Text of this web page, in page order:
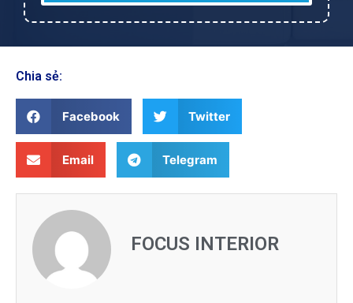
Chia sẻ:
Facebook Twitter
Email Telegram
FOCUS INTERIOR